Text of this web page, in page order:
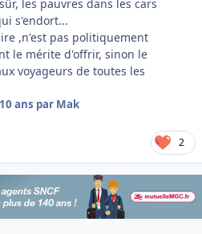
les pauvres dans les cars
s'endort...
,n'est pas politiquement
le mérite d'offrir, sinon le
voyageurs de toutes les
10 ans par Mak
2